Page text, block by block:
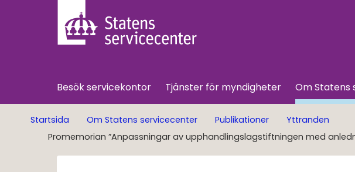
Besök servicekontor
Tjänster för myndigheter Om Statens
Startsida Om Statens servicecenter Publikationer
Yttranden
Promemorian ”Anpassningar av upphandlingslagstiftningen med